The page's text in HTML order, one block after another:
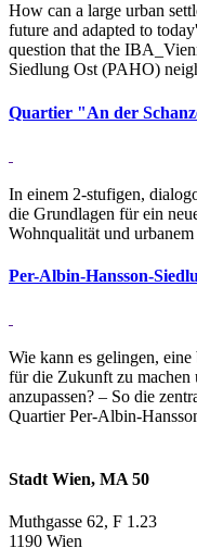
How can a large urban
future and adapted to
question that the
Siedlung Ost (PAHO)
Quar­tier "An der
In einem 2-stufigen,
die Grundlagen für ein
Wohnqualität und
Per-Albin-Hansson-
Wie kann es gelingen,
für die Zukunft zu machen
anzupassen? – So die
Quartier Per-Albin-
Stadt Wien, MA 50
Muthgasse 62, F 1.23
1190 Wien